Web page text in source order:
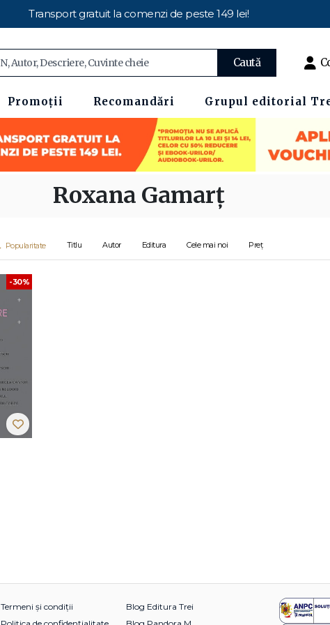
Transport gratuit la comenzi de peste 149 lei!
Caută
Promoții Recomandări Grupul editorial
Roxana Gamarţ
Popularitate Titlu Autor Editura Cele mai noi Preț
-30%
Termeni și condiții
Blog Editura Trei